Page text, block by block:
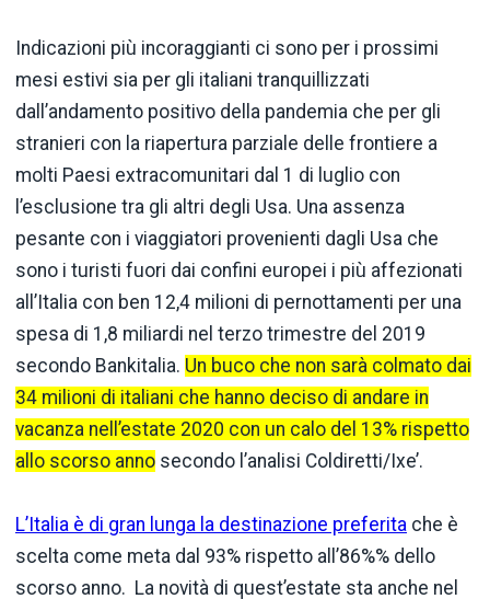
Indicazioni più incoraggianti ci sono per i prossimi
mesi estivi sia per gli italiani tranquillizzati
dall’andamento positivo della pandemia che per gli
stranieri con la riapertura parziale delle frontiere a
molti Paesi extracomunitari dal 1 di luglio con
l’esclusione tra gli altri degli Usa. Una assenza
pesante con i viaggiatori provenienti dagli Usa che
sono i turisti fuori dai confini europei i più affezionati
all’Italia con ben 12,4 milioni di pernottamenti per una
spesa di 1,8 miliardi nel terzo trimestre del 2019
secondo Bankitalia. Un buco che non sarà colmato dai
34 milioni di italiani che hanno deciso di andare in
vacanza nell’estate 2020 con un calo del 13% rispetto
allo scorso anno secondo l’analisi Coldiretti/Ixe’.
L’Italia è di gran lunga la destinazione preferita che è
scelta come meta dal 93% rispetto all’86%% dello
scorso anno. La novità di quest’estate sta anche nel